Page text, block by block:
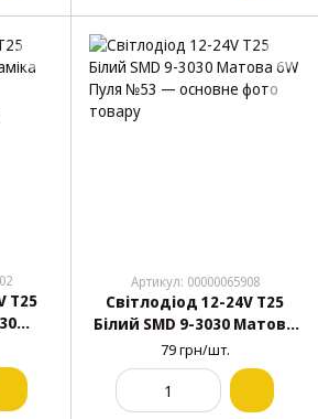
Т25
Артикул: 00000065908
Світлодіод 12-24V Т25
Білий SMD 9-3030 Матова
6W Пуля №53
79 грн/шт.